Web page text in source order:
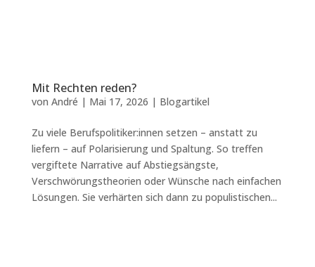
Mit Rechten reden?
von André | Mai 17, 2026 | Blogartikel
Zu viele Berufspolitiker:innen setzen – anstatt zu
liefern – auf Polarisierung und Spaltung. So treffen
vergiftete Narrative auf Abstiegsängste,
Verschwörungstheorien oder Wünsche nach einfachen
Lösungen. Sie verhärten sich dann zu populistischen...